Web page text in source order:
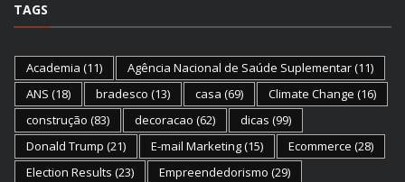
TAGS
Academia (11) Agência Nacional de Saúde Suplementar(11)
ANS (18) bradesco (13) casa (69) Climate Change (16)
construção (83) decoracao (62) dicas (99)
Donald Trump (21) E-mail Marketing(15) Ecommerce (28)
Election Results (23) Empreendedorismo (29)